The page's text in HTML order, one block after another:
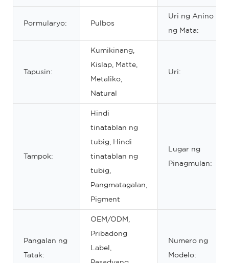
Pormularyo: Pulbos
Uri ng Anino
ng Mata:
Tapusin:
Kumikinang,
Kislap, Matte,
Metaliko,
Natural
Uri:
Tampok:
Hindi
tinatablan ng
tubig, Hindi
tinatablan ng
tubig,
Pangmatagalan,
Pigment
Lugar ng
Pinagmulan:
Pangalan ng
Tatak:
OEM/ODM,
Pribadong
Label,
Numero ng
Modelo: